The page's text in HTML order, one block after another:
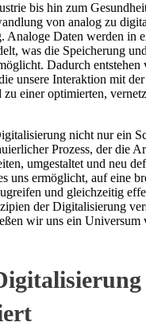
bis hin zum
von analog zu
Analoge Daten werden in
was die Speicherung
Dadurch entstehen
unsere Interaktion mit
zu einer optimierten,
nicht nur ein
Prozess, der die
umgestaltet und neu
uns ermöglicht, auf eine
und gleichzeitig
der Digitalisierung
wir uns ein Universum